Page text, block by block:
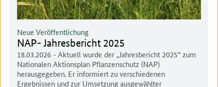
NAP- Jahresbericht 2025
Neue Veröffentlichung
18.03.2026 - Aktuell wurde der „Jahresbericht 2025“ zum
Nationalen Aktionsplan Pflanzenschutz (NAP)
herausgegeben. Er informiert zu verschiedenen
Ergebnissen und zur Umsetzung ausgewählter